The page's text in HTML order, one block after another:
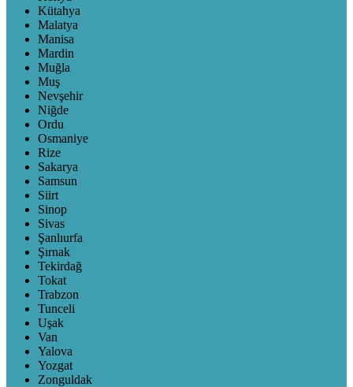
Kütahya
Malatya
Manisa
Mardin
Muğla
Muş
Nevşehir
Niğde
Ordu
Osmaniye
Rize
Sakarya
Samsun
Siirt
Sinop
Sivas
Şanlıurfa
Şırnak
Tekirdağ
Tokat
Trabzon
Tunceli
Uşak
Van
Yalova
Yozgat
Zonguldak